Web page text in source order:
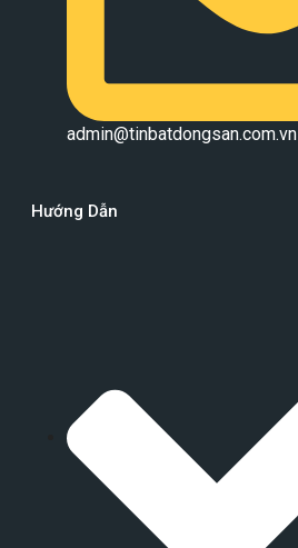
admin@tinbatdongsan.com.vn
Hướng Dẫn